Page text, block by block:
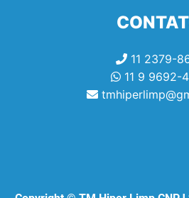
11 2379-
11 9 9692-